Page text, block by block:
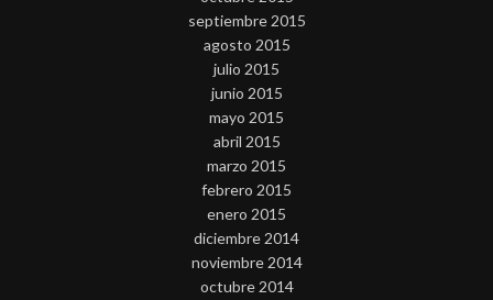
septiembre 2015
agosto 2015
julio 2015
junio 2015
mayo 2015
abril 2015
marzo 2015
febrero 2015
enero 2015
diciembre 2014
noviembre 2014
octubre 2014